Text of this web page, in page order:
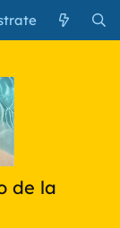
de la